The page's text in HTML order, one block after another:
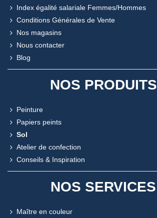
Index égalité salariale Femmes/Hommes
Conditions Générales de Vente
Nos magasins
Nous contacter
Blog
NOS PRODUITS
Peinture
Papiers peints
Sol
Atelier de confection
Conseils & Inspiration
NOS SERVICES
Maître en couleur